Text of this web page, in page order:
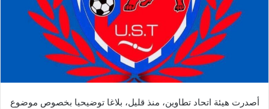
أصدرت هيئة اتحاد تطاوين، منذ قليل، بلاغا توضيحيا بخصوص موضوع